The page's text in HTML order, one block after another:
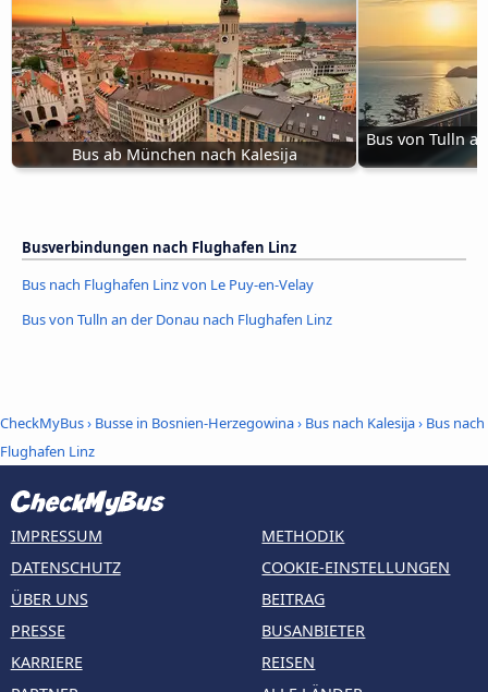
Bus ab München nach Kalesija
Bus von Tulln
Busverbindungen nach Flughafen Linz
Bus nach Flughafen Linz von Le Puy-en-Velay
Bus von Tulln an der Donau nach Flughafen Linz
CheckMyBus› Busse in Bosnien-Herzegowina› Bus nach Kalesija› Bus nach
Flughafen Linz
IMPRESSUM
DATENSCHUTZ
ÜBER UNS
PRESSE
KARRIERE
METHODIK
COOKIE-EINSTELLUNGEN
BEITRAG
BUSANBIETER
REISEN